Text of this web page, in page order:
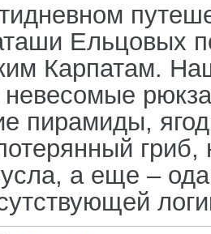
Ельцовых
Карпатам.
пирамиды,
а еще –